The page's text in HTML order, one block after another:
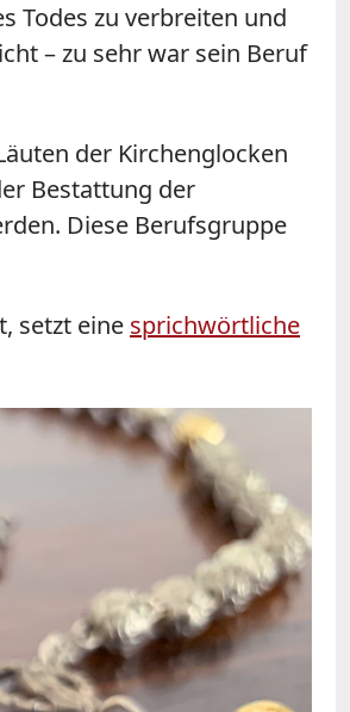
Todes zu verbreiten und
– zu sehr war sein Beruf
der Kirchenglocken
Bestattung der
Diese Berufsgruppe
setzt eine sprichwörtliche